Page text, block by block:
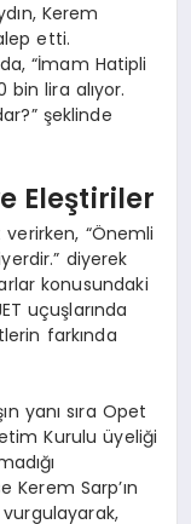
Kerem
etti.
“İmam Hatipli
bin lira alıyor.
şeklinde
Eleştiriler
“Önemli
diyerek
konusundaki
uçuşlarında
farkında
yanı sıra Opet
Kurulu üyeliği
Kerem Sarp’ın